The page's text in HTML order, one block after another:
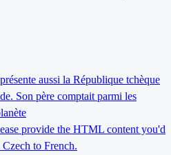
aussi la République tchèque
Son père comptait parmi les
provide the HTML content you'd
to French.